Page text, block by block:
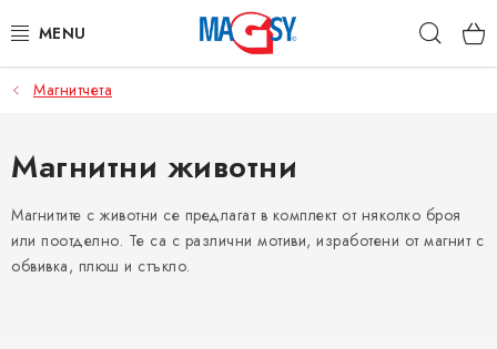
към
ОСНОВНИ КАТЕГОРИИ
МАГНИТНИ ПОСОБИЯ
ИНДУСТРИАЛНИ МАГНИТИ
ДРУГИ МАГНИТИ
Магнитчета
Магнитни животни
Магнитите с животни се предлагат в комплект от няколко броя
или поотделно. Те са с различни мотиви, изработени от магнит с
обвивка, плюш и стъкло.